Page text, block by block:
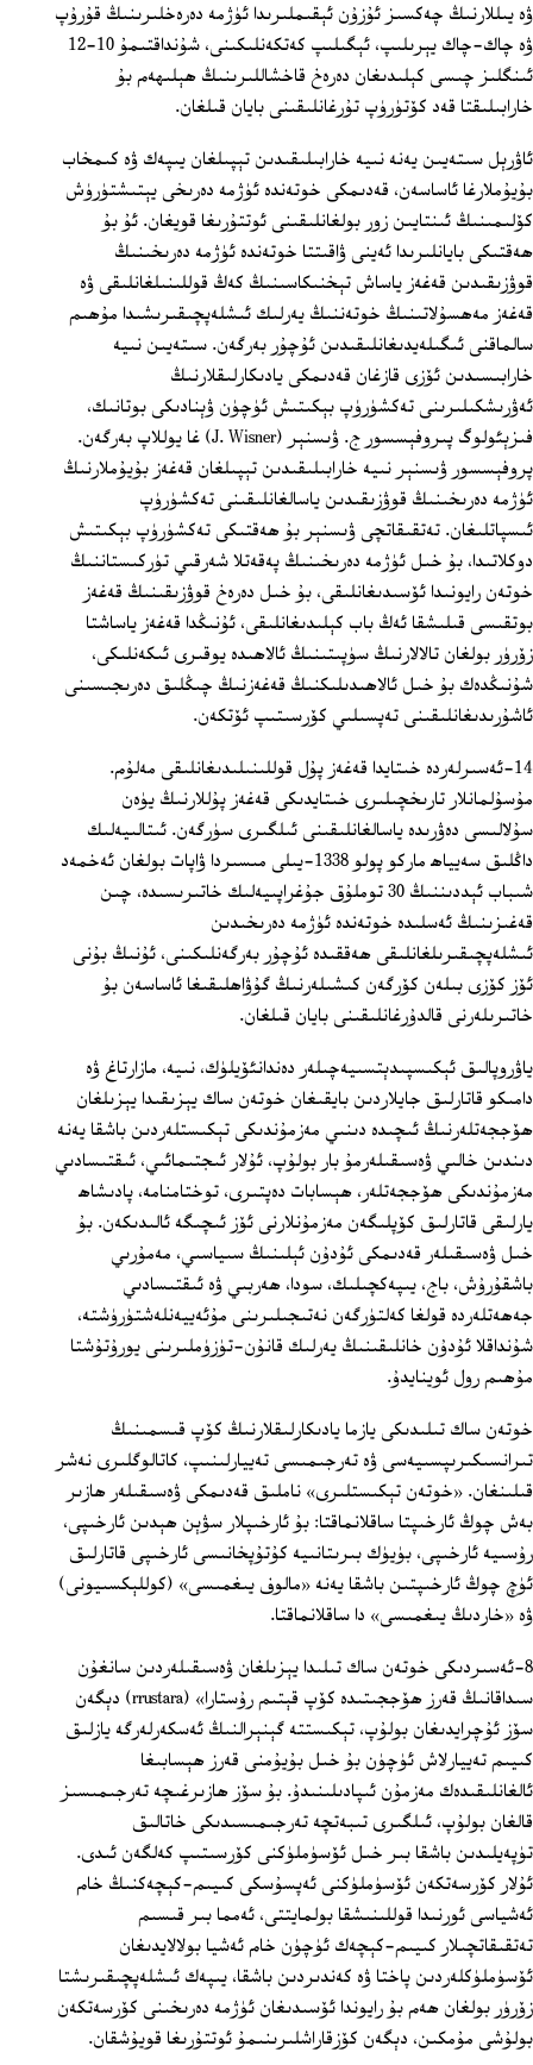
ۋە يىللارنىڭ چەكسىز ئۇزۇن ئېقىملىرىدا ئۈژمە دەرەخلىرىنىڭ قۇرۇپ
ۋە چاك-چاك يېرىلىپ، ئېگىلىپ كەتكەنلىكىنى، شۇنداقتىمۇ 10-12
ئىنگلىز چىسى كېلىدىغان دەرەخ قاخشاللىرىنىڭ ھېلىھەم بۇ
خارابىلىقتا قەد كۆتۈرۈپ تۇرغانلىقىنى بايان قىلغان.
ئاۋرېل سىتەيىن يەنە نىيە خارابىلىقىدىن تېپىلغان يىپەك ۋە كىمخاب
بۇيۇملارغا ئاساسەن، قەدىمكى خوتەندە ئۈژمە دەرىخى يېتىشتۈرۈش
كۆلىمىنىڭ ئىنتايىن زور بولغانلىقىنى ئوتتۇرىغا قويغان. ئۇ بۇ
ھەقتىكى بايانلىرىدا ئەينى ۋاقىتتا خوتەندە ئۈژمە دەرىخىنىڭ
قوۋزىقىدىن قەغەز ياساش تېخنىكاسىنىڭ كەڭ قوللىنىلغانلىقى ۋە
قەغەز مەھسۇلاتىنىڭ خوتەننىڭ يەرلىك ئىشلەپچىقىرىشىدا مۇھىم
سالماقنى ئىگىلەيدىغانلىقىدىن ئۇچۇر بەرگەن. سىتەيىن نىيە
خارابىسىدىن ئۆزى قازغان قەدىمكى يادىكارلىقلارنىڭ
ئەۋرىشكىلىرىنى تەكشۈرۈپ بېكىتىش ئۈچۈن ۋېنادىكى بوتانىك،
فىزېئولوگ پىروفېسسور ج. ۋىسنېر (J. Wisner) غا يوللاپ بەرگەن.
پروفېسسور ۋىسنېر نىيە خارابىلىقىدىن تېپىلغان قەغەز بۇيۇملارنىڭ
ئۈژمە دەرىخىنىڭ قوۋزىقىدىن ياسالغانلىقىنى تەكشۈرۈپ
ئىسپاتلىغان. تەتقىقاتچى ۋىسنېر بۇ ھەقتىكى تەكشۈرۈپ بېكىتىش
دوكلاتىدا، بۇ خىل ئۈژمە دەرىخىنىڭ پەقەتلا شەرقىي تۈركىستاننىڭ
خوتەن رايونىدا ئۆسىدىغانلىقى، بۇ خىل دەرەخ قوۋزىقىنىڭ قەغەز
بوتقىسى قىلىشقا ئەڭ باب كېلىدىغانلىقى، ئۇنىڭدا قەغەز ياساشتا
زۆرۈر بولغان تالالارنىڭ سۈپىتىنىڭ ئالاھىدە يوقىرى ئىكەنلىكى،
شۇنىڭدەك بۇ خىل ئالاھىدىلىكنىڭ قەغەزنىڭ چىڭلىق دەرىجىسىنى
ئاشۇرىدىغانلىقىنى تەپسىلىي كۆرسىتىپ ئۆتكەن.
14-ئەسىرلەردە خىتايدا قەغەز پۇل قوللىنىلىدىغانلىقى مەلۇم.
مۇسۇلمانلار تارىخچىلىرى خىتايدىكى قەغەز پۇللارنىڭ يۈەن
سۇلالىسى دەۋرىدە ياسالغانلىقىنى ئىلگىرى سۈرگەن. ئىتالىيەلىك
داڭلىق سەيياھ ماركو پولو 1338-يىلى مىسىردا ۋاپات بولغان ئەخمەد
شىباب ئېددىننىڭ 30 توملۇق جۇغراپىيەلىك خاتىرىسىدە، چىن
قەغىزىنىڭ ئەسلىدە خوتەندە ئۈژمە دەرىخىدىن
ئىشلەپچىقىرىلغانلىقى ھەققىدە ئۇچۇر بەرگەنلىكىنى، ئۇنىڭ بۇنى
ئۆز كۆزى بىلەن كۆرگەن كىشىلەرنىڭ گۇۋاھلىقىغا ئاساسەن بۇ
خاتىرىلەرنى قالدۇرغانلىقىنى بايان قىلغان.
ياۋروپالىق ئېكىسپىدېتسىيەچىلەر دەندانئۆيلۈك، نىيە، مازارتاغ ۋە
دامىكو قاتارلىق جايلاردىن بايقىغان خوتەن ساك يېزىقىدا يېزىلغان
ھۆججەتلەرنىڭ ئىچىدە دىنىي مەزمۇندىكى تېكىستلەردىن باشقا يەنە
دىندىن خالىي ۋەسىقىلەرمۇ بار بولۇپ، ئۇلار ئىجتىمائىي، ئىقتىسادىي
مەزمۇندىكى ھۆججەتلەر، ھېسابات دەپتىرى، توختامنامە، پادىشاھ
يارلىقى قاتارلىق كۆپلىگەن مەزمۇنلارنى ئۆز ئىچىگە ئالىدىكەن. بۇ
خىل ۋەسىقىلەر قەدىمكى ئۇدۇن ئېلىنىڭ سىياسىي، مەمۇرىي
باشقۇرۇش، باج، يىپەكچىلىك، سودا، ھەربىي ۋە ئىقتىسادىي
جەھەتلەردە قولغا كەلتۈرگەن نەتىجىلىرىنى مۇئەييەنلەشتۈرۈشتە،
شۇنداقلا ئۇدۇن خانلىقىنىڭ يەرلىك قانۇن-تۈزۈملىرىنى يورۇتۇشتا
مۇھىم رول ئوينايدۇ.
خوتەن ساك تىلىدىكى يازما يادىكارلىقلارنىڭ كۆپ قىسمىنىڭ
تىرانسىكىرىپسىيەسى ۋە تەرجىمىسى تەييارلىنىپ، كاتالوگلىرى نەشر
قىلىنغان. «خوتەن تېكىستلىرى» ناملىق قەدىمكى ۋەسىقىلەر ھازىر
بەش چوڭ ئارخىپتا ساقلانماقتا: بۇ ئارخىپلار سۋېن ھېدىن ئارخىپى،
رۇسىيە ئارخىپى، بۈيۈك بىرىتانىيە كۇتۇپخانىسى ئارخىپى قاتارلىق
ئۈچ چوڭ ئارخىپتىن باشقا يەنە «مالوف يىغمىسى» (كوللېكسىيونى)
ۋە «خاردىڭ يىغمىسى» دا ساقلانماقتا.
8-ئەسىردىكى خوتەن ساك تىلىدا يېزىلغان ۋەسىقىلەردىن سانغۇن
سىداقانىڭ قەرز ھۆججىتىدە كۆپ قېتىم رۇستارا» (rrustara) دېگەن
سۆز ئۇچرايدىغان بولۇپ، تېكىستتە گېنېرالنىڭ ئەسكەرلەرگە يازلىق
كىيىم تەييارلاش ئۈچۈن بۇ خىل بۇيۇمنى قەرز ھېسابىغا
ئالغانلىقىدەك مەزمۇن ئىپادىلىنىدۇ. بۇ سۆز ھازىرغىچە تەرجىمىسىز
قالغان بولۇپ، ئىلگىرى تىبەتچە تەرجىمىسىدىكى خاتالىق
تۈپەيلىدىن باشقا بىر خىل ئۆسۈملۈكنى كۆرسىتىپ كەلگەن ئىدى.
ئۇلار كۆرسەتكەن ئۆسۈملۈكنى ئەپسۇسكى كىيىم-كېچەكنىڭ خام
ئەشياسى ئورنىدا قوللىنىشقا بولمايتتى، ئەمما بىر قىسىم
تەتقىقاتچىلار كىيىم-كېچەك ئۈچۈن خام ئەشيا بولالايدىغان
ئۆسۈملۈكلەردىن پاختا ۋە كەندىردىن باشقا، يىپەك ئىشلەپچىقىرىشتا
زۆرۈر بولغان ھەم بۇ رايوندا ئۆسىدىغان ئۈژمە دەرىخىنى كۆرسەتكەن
بولۇشى مۇمكىن، دېگەن كۆزقاراشلىرىنىمۇ ئوتتۇرىغا قويۇشقان.